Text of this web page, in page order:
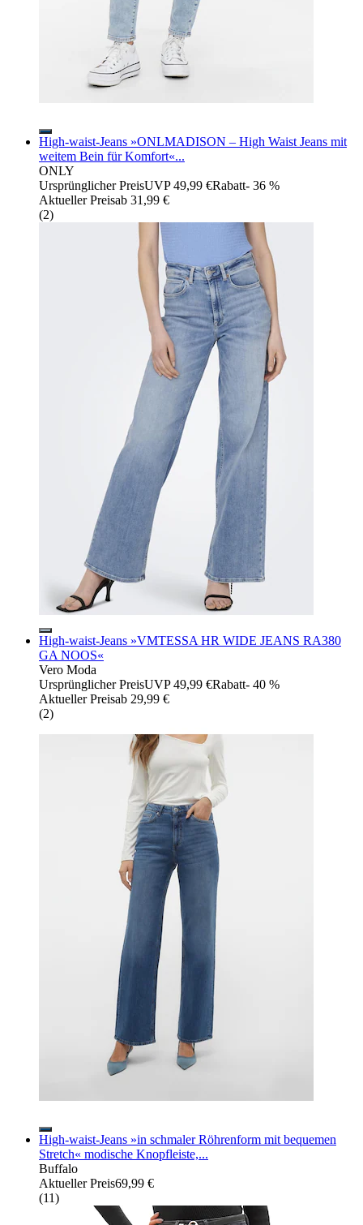
High-waist-Jeans »ONLMADISON – High Waist Jeans mit
weitem Bein für Komfort«...
ONLY
Ursprünglicher PreisUVP 49,99 €Rabatt- 36 %
Aktueller Preisab 31,99 €
(2)
High-waist-Jeans »VMTESSA HR WIDE JEANS RA380
GA NOOS«
Vero Moda
Ursprünglicher PreisUVP 49,99 €Rabatt- 40 %
Aktueller Preisab 29,99 €
(2)
High-waist-Jeans »in schmaler Röhrenform mit bequemen
Stretch« modische Knopfleiste,...
Buffalo
Aktueller Preis69,99 €
(11)